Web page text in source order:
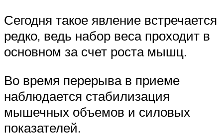
Сегодня такое явление встречается
редко, ведь набор веса проходит в
основном за счет роста мышц.
Во время перерыва в приеме
наблюдается стабилизация
мышечных объемов и силовых
показателей.